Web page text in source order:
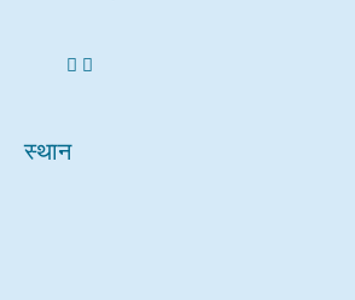
स्थान